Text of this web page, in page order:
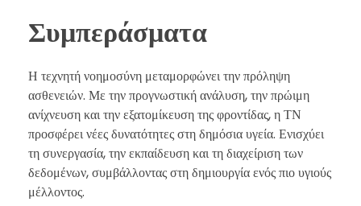
Συμπεράσματα
Η τεχνητή νοημοσύνη μεταμορφώνει την πρόληψη
ασθενειών. Με την προγνωστική ανάλυση, την πρώιμη
ανίχνευση και την εξατομίκευση της φροντίδας, η ΤΝ
προσφέρει νέες δυνατότητες στη δημόσια υγεία. Ενισχύει
τη συνεργασία, την εκπαίδευση και τη διαχείριση των
δεδομένων, συμβάλλοντας στη δημιουργία ενός πιο υγιούς
μέλλοντος.